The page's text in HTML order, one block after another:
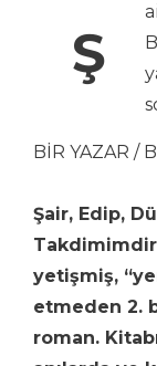
Ş
BİR YAZAR /
Şair, Edip,
yetişmiş,
etmeden 2.
roman.